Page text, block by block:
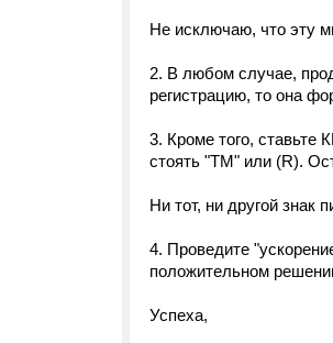
Не исключаю, что эту
2. В любом случае,
регистрацию, то она
3. Кроме того,
стоять "ТМ" или (R).
Ни тот, ни другой знак
4. Проведите
положительном
Успеха,